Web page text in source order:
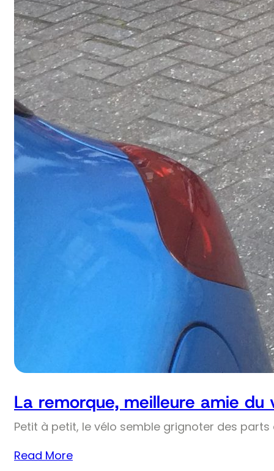
La remorque, meilleure amie du
Petit à petit, le vélo semble grignoter des
Read More